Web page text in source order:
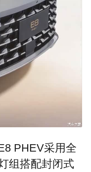
PHEV采用全
组搭配封闭式